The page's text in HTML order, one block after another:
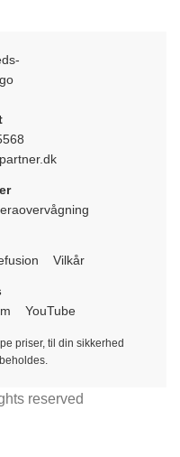
Vilkår
YouTube
priser, til din sikkerhed
reserved